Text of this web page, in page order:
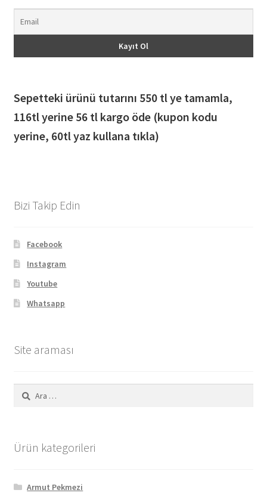
Sepetteki ürünü tutarını 550 tl ye tamamla,
116tl yerine 56 tl kargo öde (kupon kodu
yerine, 60tl yaz kullana tıkla)
Bizi Takip Edin
Facebook
Instagram
Youtube
Whatsapp
Site araması
Arama:
Ürün kategorileri
Armut Pekmezi